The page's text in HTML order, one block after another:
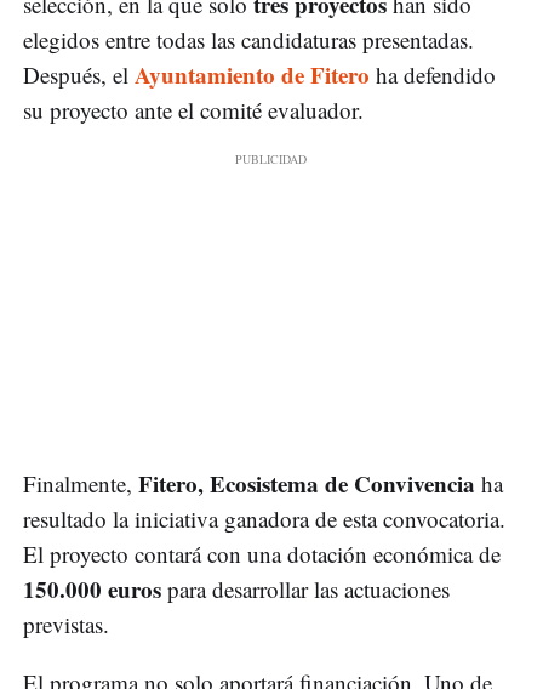
elegidos entre todas las candidaturas presentadas.
Después, el Ayuntamiento de Fitero ha defendido
su proyecto ante el comité evaluador.
Finalmente, Fitero, Ecosistema de Convivencia ha
resultado la iniciativa ganadora de esta convocatoria.
El proyecto contará con una dotación económica de
150.000 euros para desarrollar las actuaciones
previstas.
El programa no solo aportará financiación. Uno de